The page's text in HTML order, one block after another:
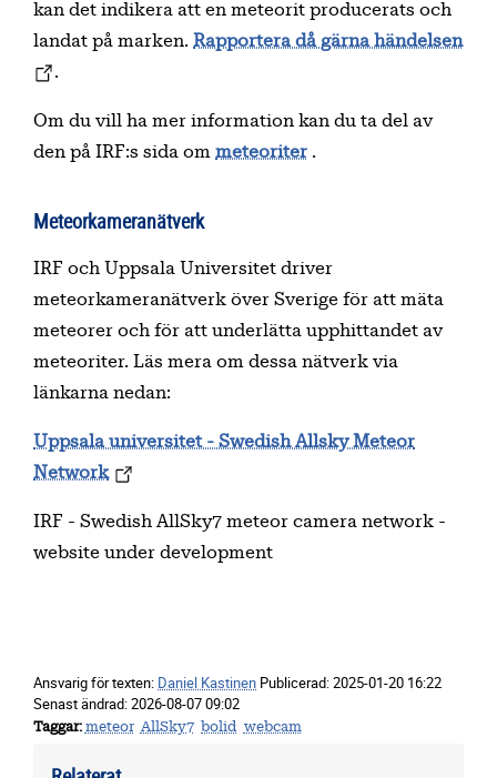
kan det indikera att en meteorit producerats och
landat på marken. Rapportera då gärna händelsen
.
Om du vill ha mer information kan du ta del av
den på IRF:s sida om meteoriter .
Meteorkameranätverk
IRF och Uppsala Universitet driver
meteorkameranätverk över Sverige för att mäta
meteorer och för att underlätta upphittandet av
meteoriter. Läs mera om dessa nätverk via
länkarna nedan:
Uppsala universitet - Swedish Allsky Meteor
Network
IRF - Swedish AllSky7 meteor camera network -
website under development
Ansvarig för texten: Daniel Kastinen Publicerad:2025-01-20 16:22
Senast ändrad:2026-08-07 09:02
Taggar meteor AllSky7 bolid webcam